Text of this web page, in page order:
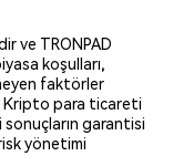
ve TRONPAD
koşulları,
faktörler
Kripto para ticareti
garantisi
yönetimi